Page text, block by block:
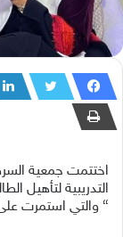
اختتمت جمعية
“ والتي استمرت على